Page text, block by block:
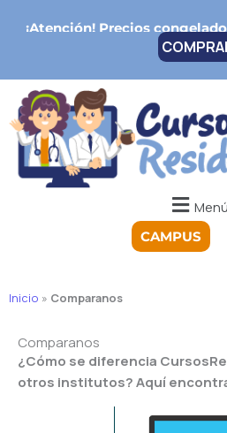
¡Atención!Precios
Menú
CAMPUS
Inicio » Comparanos
Comparanos
¿Cómo se diferencia
otros institutos? Aquí